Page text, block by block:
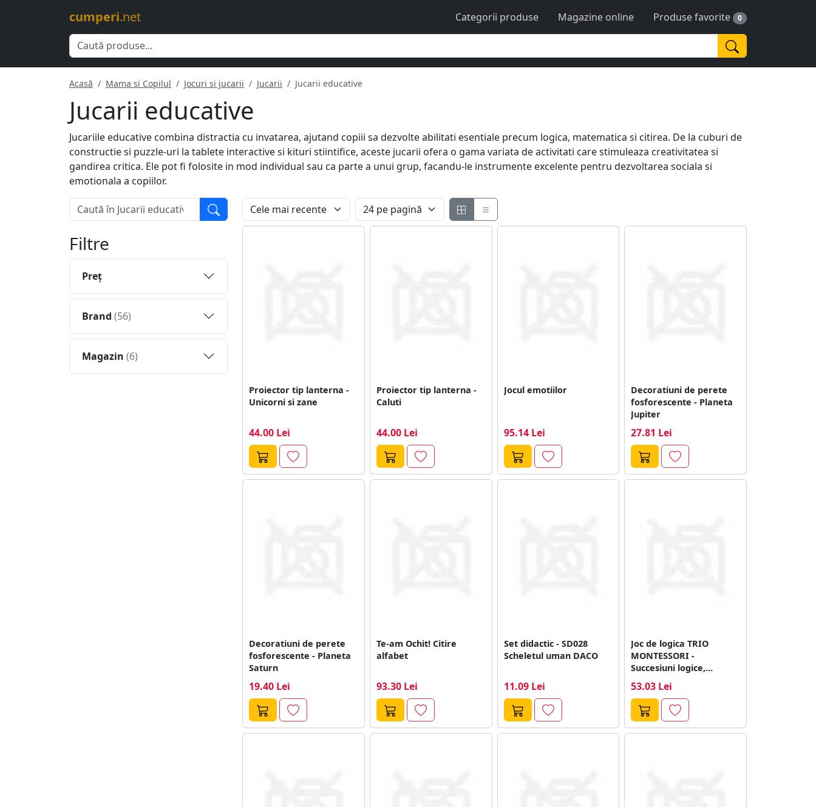
cumperi.net Categorii produse Magazine online Produse favorite 0
Acasă Mama si Copilul Jocuri si jucarii Jucarii Jucarii educative
Jucarii educative
Jucariile educative combina distractia cu invatarea, ajutand copiii sa dezvolte abilitati esentiale precum logica, matematica si citirea. De la cuburi de
constructie si puzzle-uri la tablete interactive si kituri stiintifice, aceste jucarii ofera o gama variata de activitati care stimuleaza creativitatea si
gandirea critica. Ele pot fi folosite in mod individual sau ca parte a unui grup, facandu-le instrumente excelente pentru dezvoltarea sociala si
emotionala a copiilor.
Filtre
Preţ
Brand (56)
Magazin (6)
Proiector tip lanterna -
Unicorni si zane
44.00 Lei
Proiector tip lanterna -
Caluti
44.00 Lei
Jocul emotiilor
95.14 Lei
Decoratiuni de perete
fosforescente - Planeta
Jupiter
27.81 Lei
Decoratiuni de perete
fosforescente - Planeta
Saturn
19.40 Lei
Te-am Ochit! Citire
alfabet
93.30 Lei
Set didactic - SD028
Scheletul uman DACO
11.09 Lei
Joc de logica TRIO
MONTESSORI -
Succesiuni logice,
53.03 Lei